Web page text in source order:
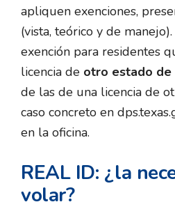
apliquen exenciones,
(vista, teórico y de
exención para residentes
licencia de otro estado de
de las de una licencia de
caso concreto en
en la oficina.
REAL ID: ¿la
volar?